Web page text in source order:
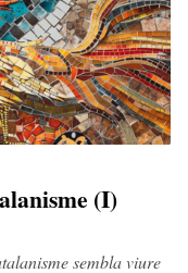
(I)
sembla viure